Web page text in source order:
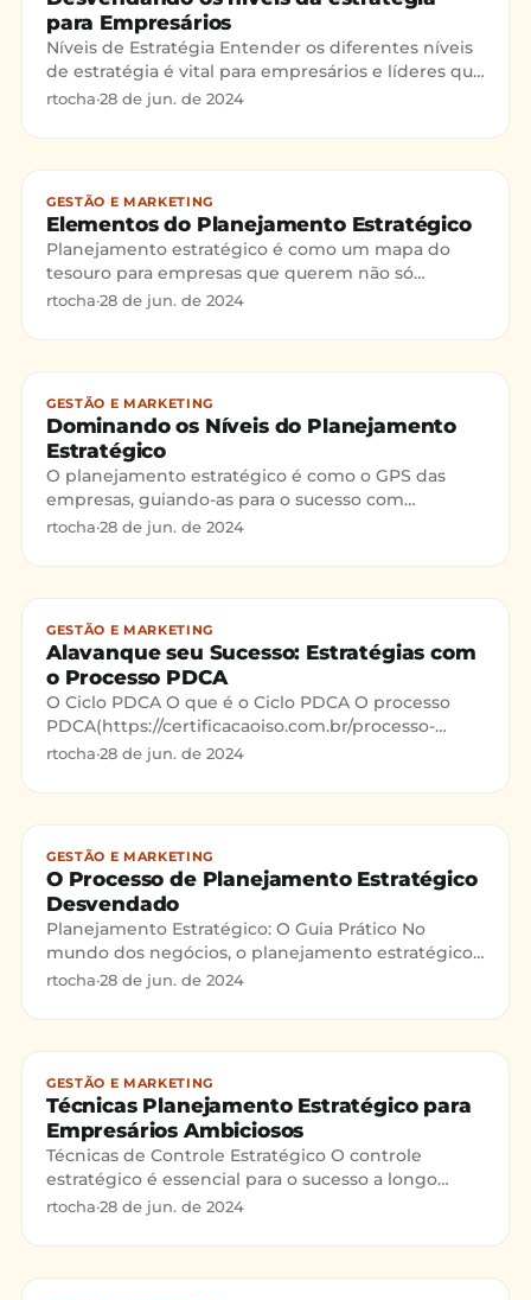
para Empresários
Níveis de Estratégia Entender os diferentes níveis
de estratégia é vital para empresários e líderes que
querem ver seus negócios prosperarem. É
rtocha·28 de jun. de 2024
GESTÃO E MARKETING
Elementos do Planejamento Estratégico
Planejamento estratégico é como um mapa do
tesouro para empresas que querem não só
sobreviver, mas brilhar em mercados cada vez
rtocha·28 de jun. de 2024
GESTÃO E MARKETING
Dominando os Níveis do Planejamento
Estratégico
O planejamento estratégico é como o GPS das
empresas, guiando-as para o sucesso com
diferentes níveis que se complementam. Esses
rtocha·28 de jun. de 2024
GESTÃO E MARKETING
Alavanque seu Sucesso: Estratégias com
o Processo PDCA
O Ciclo PDCA O que é o Ciclo PDCA O processo
PDCA(https://certificacaoiso.com.br/processo-
planejamento-estrategico), sigla para Plan-Do-
rtocha·28 de jun. de 2024
GESTÃO E MARKETING
O Processo de Planejamento Estratégico
Desvendado
Planejamento Estratégico: O Guia Prático No
mundo dos negócios, o planejamento estratégico
é o segredo para crescer e ter sucesso a longo
rtocha·28 de jun. de 2024
GESTÃO E MARKETING
Técnicas Planejamento Estratégico para
Empresários Ambiciosos
Técnicas de Controle Estratégico O controle
estratégico é essencial para o sucesso a longo
prazo de qualquer empresa. Ele permite que os
rtocha·28 de jun. de 2024